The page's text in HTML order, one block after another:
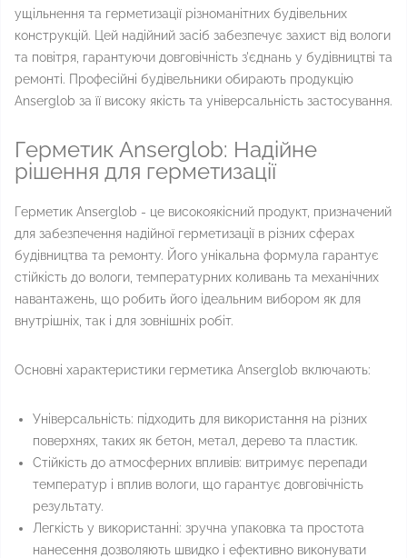
ущільнення та герметизації різноманітних будівельних
конструкцій. Цей надійний засіб забезпечує захист від вологи
та повітря, гарантуючи довговічність з'єднань у будівництві та
ремонті. Професійні будівельники обирають продукцію
Anserglob за її високу якість та універсальність застосування.
Герметик Anserglob: Надійне
рішення для герметизації
Герметик Anserglob - це високоякісний продукт, призначений
для забезпечення надійної герметизації в різних сферах
будівництва та ремонту. Його унікальна формула гарантує
стійкість до вологи, температурних коливань та механічних
навантажень, що робить його ідеальним вибором як для
внутрішніх, так і для зовнішніх робіт.
Основні характеристики герметика Anserglob включають:
Універсальність: підходить для використання на різних
поверхнях, таких як бетон, метал, дерево та пластик.
Стійкість до атмосферних впливів: витримує перепади
температур і вплив вологи, що гарантує довговічність
результату.
Легкість у використанні: зручна упаковка та простота
нанесення дозволяють швидко і ефективно виконувати